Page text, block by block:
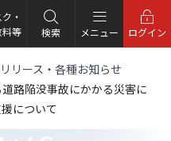
・
料等
検索 メニュー ログイン
リース・各種お知らせ
路陥没事故にかかる災害に
について